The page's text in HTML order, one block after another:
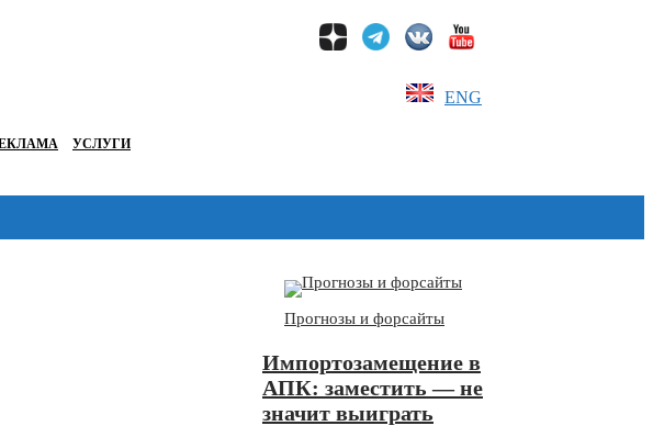
ENG
УСЛУГИ
Прогнозы и форсайты
Импортозамещение в
АПК: заместить — не
значит выиграть